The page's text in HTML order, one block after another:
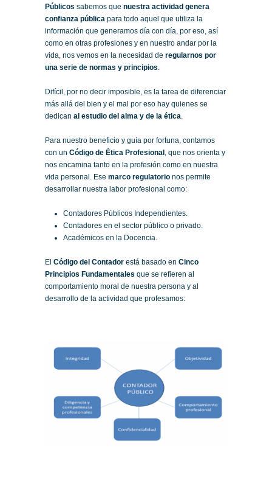
Públicos sabemos que nuestra actividad genera
confianza pública para todo aquel que utiliza la
información que generamos día con día, por eso, así
como en otras profesiones y en nuestro andar por la
vida, nos vemos en la necesidad de regularnos por
una serie de normas y principios.
Difícil, por no decir imposible, es la tarea de diferenciar
más allá del bien y el mal por eso hay quienes se
dedican al estudio del alma y de la ética.
Para nuestro beneficio y guía por fortuna, contamos
con un Código de Ética Profesional , que nos orienta y
nos encamina tanto en la profesión como en nuestra
vida personal. Ese marco regulatorio nos permite
desarrollar nuestra labor profesional como:
Contadores Públicos Independientes.
Contadores en el sector público o privado.
Académicos en la Docencia.
El Código del Contador está basado en Cinco
Principios Fundamentales que se refieren al
comportamiento moral de nuestra persona y al
desarrollo de la actividad que profesamos: